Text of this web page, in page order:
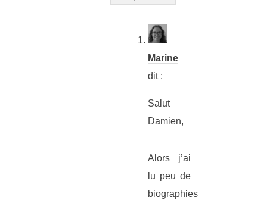
Marine
dit :
Salut
Damien,
Alors j’ai
lu peu de
biographies